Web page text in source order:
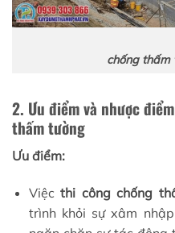
Sử dụng sơn
chống thấm
2. Ưu điểm và nhược
thấm tường
Ưu điểm:
Việcthi công chống
trình khỏi sự xâm